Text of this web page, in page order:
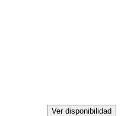
Ver disponibilidad